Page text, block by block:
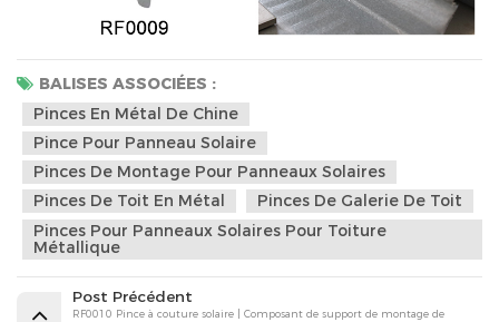
BALISES ASSOCIÉES :
Pinces En Métal De Chine
Pince Pour Panneau Solaire
Pinces De Montage Pour Panneaux Solaires
Pinces De Toit En Métal
Pinces De Galerie De Toit
Pinces Pour Panneaux Solaires Pour Toiture
Métallique
Post Précédent
RF0010 Pince à couture solaire | Composant de support de montage de